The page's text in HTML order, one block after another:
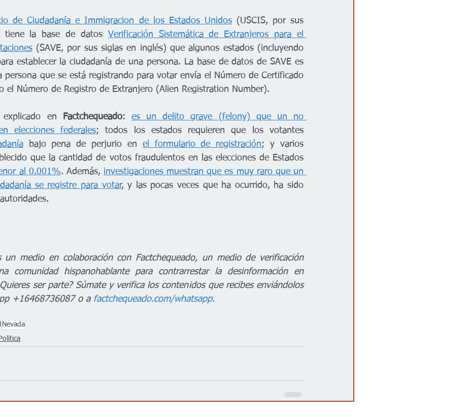
de Ciudadanía e Immigracion de los Estados Unidos (USCIS, por sus
tiene la base de datos Verificación Sistemática de Extranjeros para el
(SAVE, por sus siglas en inglés) que algunos estados (incluyendo
establecer la ciudadanía de una persona. La base de datos de SAVE es
persona que se está registrando para votar envía el Número de Certificado
el Número de Registro de Extranjero (Alien Registration Number).
en Factchequeado: es un delito grave (felony) que un no
elecciones federales
bajo pena de perjurio en el formulario de registración; y varios
que la cantidad de votos fraudulentos en las elecciones de Estados
al 0.001%. Además, investigaciones muestran que es muy raro que un
se registre para votar, y las pocas veces que ha ocurrido, ha sido
medio en colaboración con Factchequeado, un medio de verificación
comunidad hispanohablante para contrarrestar la desinformación en
ser parte? Súmate y verifica los contenidos que recibes enviándolos
+16468736087 o a factchequeado.com/whatsapp.
Nevada
Política